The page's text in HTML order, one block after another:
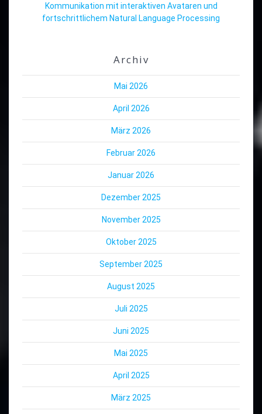
Kommunikation mit interaktiven Avataren und
fortschrittlichem Natural Language Processing
Archiv
Mai 2026
April 2026
März 2026
Februar 2026
Januar 2026
Dezember 2025
November 2025
Oktober 2025
September 2025
August 2025
Juli 2025
Juni 2025
Mai 2025
April 2025
März 2025